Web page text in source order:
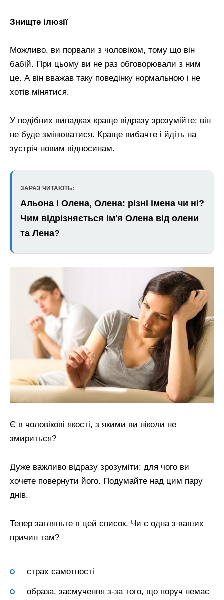
Знищте ілюзії
Можливо, ви порвали з чоловіком, тому що він
бабій. При цьому ви не раз обговорювали з ним
це. А він вважав таку поведінку нормальною і не
хотів мінятися.
У подібних випадках краще відразу зрозумійте: він
не буде змінюватися. Краще вибачте і йдіть на
зустріч новим відносинам.
ЗАРАЗ ЧИТАЮТЬ:
Альона і Олена, Олена: різні імена чи ні?
Чим відрізняється ім'я Олена від олени
та Лена?
Є в чоловікові якості, з якими ви ніколи не
змириться?
Дуже важливо відразу зрозуміти: для чого ви
хочете повернути його. Подумайте над цим пару
днів.
Тепер загляньте в цей список. Чи є одна з ваших
причин там?
страх самотності
образа, засмучення з-за того, що поруч немає